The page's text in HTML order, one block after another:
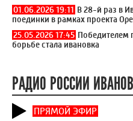
01.06.2026 19:11 В 28-й раз в
поединки в рамках проекта
25.05.2026 17:45 Победителем
борьбе стала ивановка
РАДИО РОССИИ
ПРЯМОЙ ЭФИР